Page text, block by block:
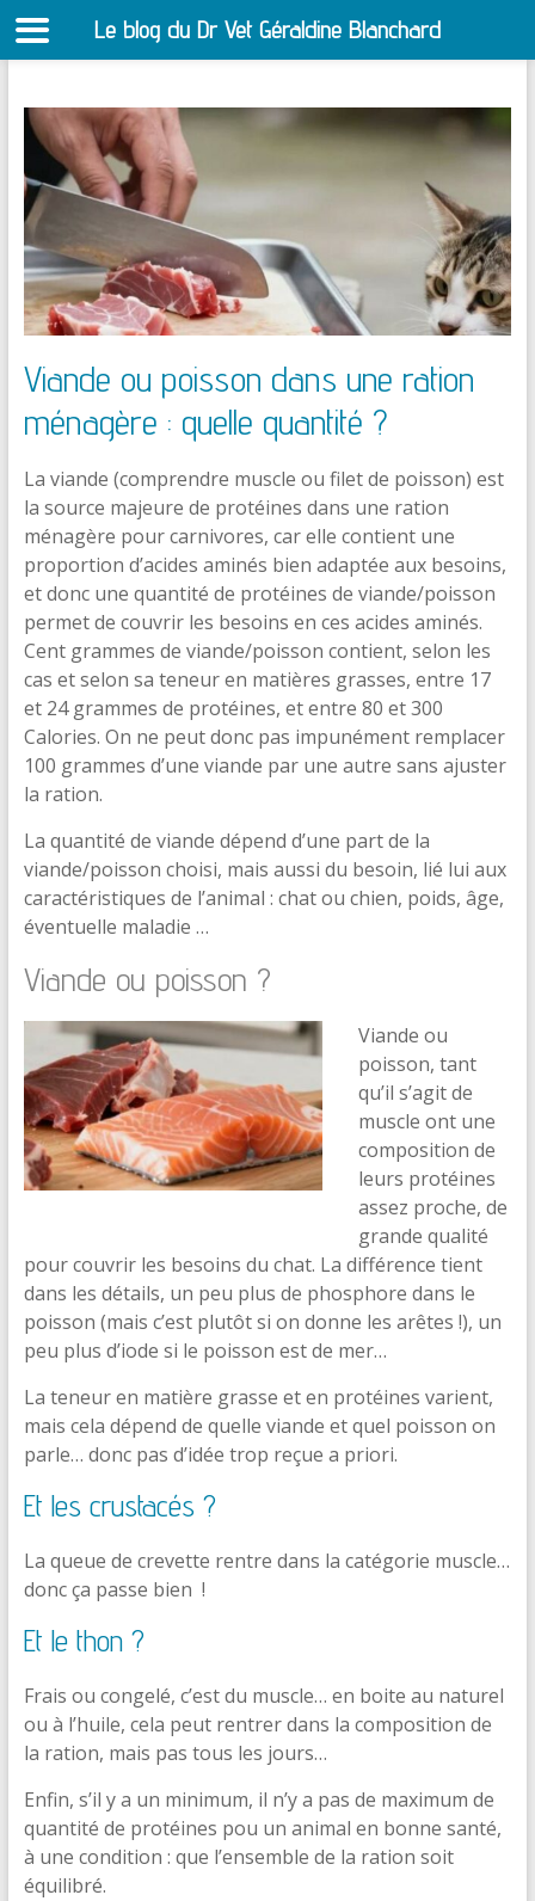
contenu
Viande ou poisson dans une ration
ménagère : quelle quantité ?
La viande (comprendre muscle ou filet de poisson) est
la source majeure de protéines dans une ration
ménagère pour carnivores, car elle contient une
proportion d’acides aminés bien adaptée aux besoins,
et donc une quantité de protéines de viande/poisson
permet de couvrir les besoins en ces acides aminés.
Cent grammes de viande/poisson contient, selon les
cas et selon sa teneur en matières grasses, entre 17
et 24 grammes de protéines, et entre 80 et 300
Calories. On ne peut donc pas impunément remplacer
100 grammes d’une viande par une autre sans ajuster
la ration.
La quantité de viande dépend d’une part de la
viande/poisson choisi, mais aussi du besoin, lié lui aux
caractéristiques de l’animal : chat ou chien, poids, âge,
éventuelle maladie …
Viande ou poisson ?
Viande ou
poisson, tant
qu’il s’agit de
muscle ont une
composition de
leurs protéines
assez proche, de
grande qualité
pour couvrir les besoins du chat. La différence tient
dans les détails, un peu plus de phosphore dans le
poisson (mais c’est plutôt si on donne les arêtes !), un
peu plus d’iode si le poisson est de mer…
La teneur en matière grasse et en protéines varient,
mais cela dépend de quelle viande et quel poisson on
parle… donc pas d’idée trop reçue a priori.
Et les crustacés ?
La queue de crevette rentre dans la catégorie muscle…
donc ça passe bien !
Et le thon ?
Frais ou congelé, c’est du muscle… en boite au naturel
ou à l’huile, cela peut rentrer dans la composition de
la ration, mais pas tous les jours…
Enfin, s’il y a un minimum, il n’y a pas de maximum de
quantité de protéines pou un animal en bonne santé,
à une condition : que l’ensemble de la ration soit
équilibré.
Le blog du Dr Vet Géraldine Blanchard